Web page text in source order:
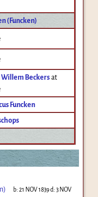
(Funcken)
Willem Beckers at
Funcken
b:21 NOV 1839d:3 NOV